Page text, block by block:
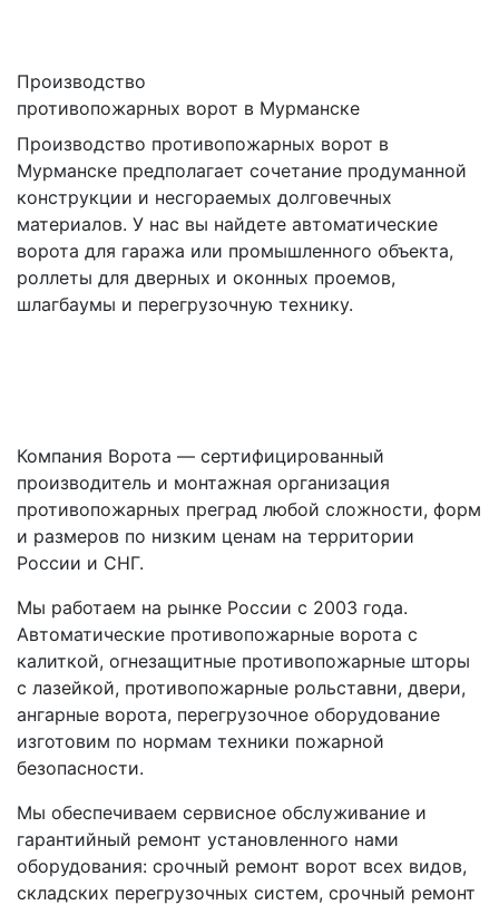
Производство
противопожарных ворот в Мурманске
Производство противопожарных ворот в
Мурманске предполагает сочетание продуманной
конструкции и несгораемых долговечных
материалов. У нас вы найдете автоматические
ворота для гаража или промышленного объекта,
роллеты для дверных и оконных проемов,
шлагбаумы и перегрузочную технику.
Компания Ворота — сертифицированный
производитель и монтажная организация
противопожарных преград любой сложности, форм
и размеров по низким ценам на территории
России и СНГ.
Мы работаем на рынке России с 2003 года.
Автоматические противопожарные ворота с
калиткой, огнезащитные противопожарные шторы
с лазейкой, противопожарные рольставни, двери,
ангарные ворота, перегрузочное оборудование
изготовим по нормам техники пожарной
безопасности.
Мы обеспечиваем сервисное обслуживание и
гарантийный ремонт установленного нами
оборудования: срочный ремонт ворот всех видов,
складских перегрузочных систем, срочный ремонт